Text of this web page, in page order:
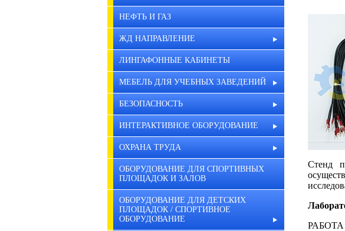
НЕФТЬ И ГАЗ
ЖД НАПРАВЛЕНИЕ
ЛИНГАФОННЫЕ КАБИНЕТЫ
МЕБЕЛЬ ДЛЯ УЧЕБНЫХ ЗАВЕДЕНИЙ
БЕЗОПАСНОСТЬ
ИНТЕРАКТИВНОЕ ОБОРУДОВАНИЕ
ОХРАНА ТРУДА
ОБОРУДОВАНИЕ ДЛЯ СПОРТИВНЫХ
ПЛОЩАДОК И ЗАЛОВ
ОБОРУДОВАНИЕ ДЛЯ ДЕТСКИХ
ПЛОЩАДОК / СПОРТИВНОЕ
ОБОРУДОВАНИЕ
Стенд
РАБОТА